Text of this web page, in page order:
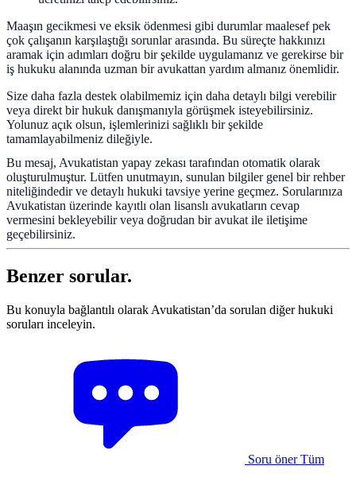
Maaşın gecikmesi ve eksik ödenmesi gibi durumlar maalesef pek
çok çalışanın karşılaştığı sorunlar arasında. Bu süreçte hakkınızı
aramak için adımları doğru bir şekilde uygulamanız ve gerekirse bir
iş hukuku alanında uzman bir avukattan yardım almanız önemlidir.
Size daha fazla destek olabilmemiz için daha detaylı bilgi verebilir
veya direkt bir hukuk danışmanıyla görüşmek isteyebilirsiniz.
Yolunuz açık olsun, işlemlerinizi sağlıklı bir şekilde
tamamlayabilmeniz dileğiyle.
Bu mesaj, Avukatistan yapay zekası tarafından otomatik olarak
oluşturulmuştur. Lütfen unutmayın, sunulan bilgiler genel bir rehber
niteliğindedir ve detaylı hukuki tavsiye yerine geçmez. Sorularınıza
Avukatistan üzerinde kayıtlı olan lisanslı avukatların cevap
vermesini bekleyebilir veya doğrudan bir avukat ile iletişime
geçebilirsiniz.
Benzer sorular.
Bu konuyla bağlantılı olarak Avukatistan’da sorulan diğer hukuki
soruları inceleyin.
Soru öner Tüm